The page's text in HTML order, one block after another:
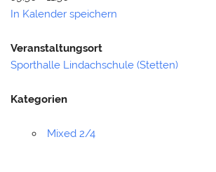
In Kalender speichern
Veranstaltungsort
Sporthalle Lindachschule (Stetten)
Kategorien
Mixed 2/4